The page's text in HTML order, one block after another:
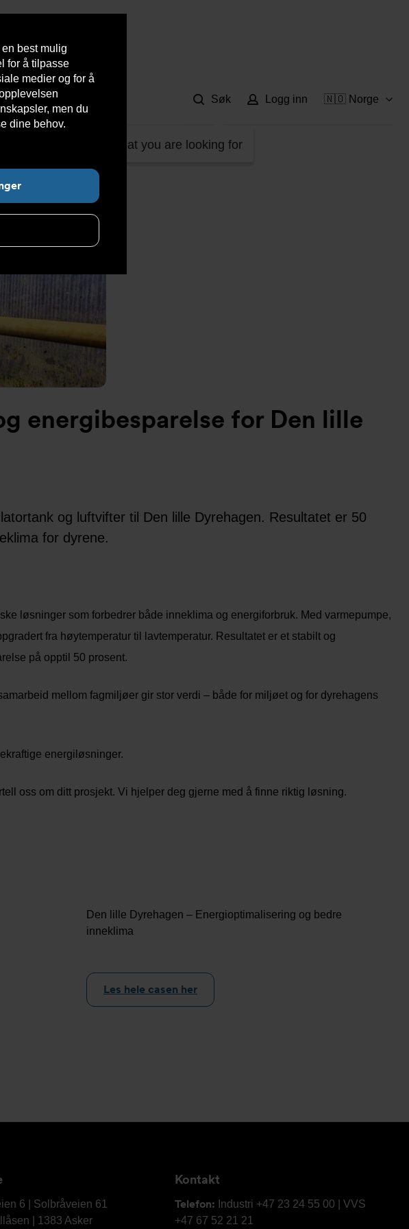
best mulig
for å tilpasse
medier og for å
men du
dine behov.
Bærekraft
Find what you are looking for
Søk Logg inn 🇳🇴 Norge
energibesparelse for Den lille
og luftvifter til Den lille Dyrehagen. Resultatet er 50
for dyrene.
løsninger som forbedrer både inneklima og energiforbruk. Med varmepumpe,
fra høytemperatur til lavtemperatur. Resultatet er et stabilt og
på opptil 50 prosent.
mellom fagmiljøer gir stor verdi – både for miljøet og for dyrehagens
energiløsninger.
oss om ditt prosjekt. Vi hjelper deg gjerne med å finne riktig løsning.
Den lille Dyrehagen – Energioptimalisering og bedre
inneklima
Les hele casen her
6 | Solbråveien 61
| 1383 Asker
Kontakt
Telefon: Industri +47 23 24 55 00 | VVS
+47 67 52 21 21